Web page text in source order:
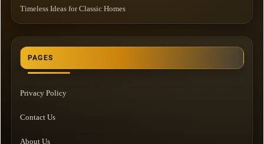
Timeless Ideas for Classic Homes
PAGES
Privacy Policy
Contact Us
About Us